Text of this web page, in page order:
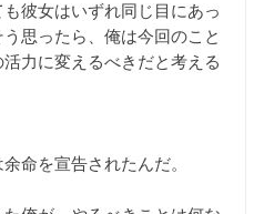
彼女はいずれ同じ目にあっ
思ったら、俺は今回のこと
力に変えるべきだと考える
命を宣告されたんだ。